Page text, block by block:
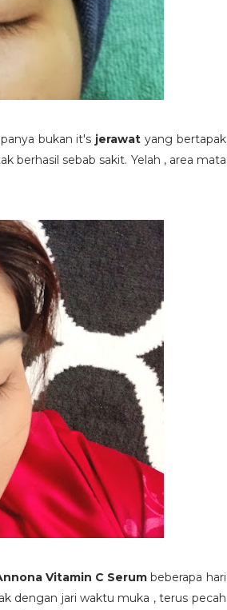
bukan it's jerawat yang bertapak
berhasil sebab sakit. Yelah , area mata
Vitamin C Serum beberapa hari
dengan jari waktu muka , terus pecah